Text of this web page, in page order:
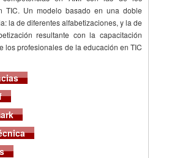
TIC. Un modelo basado en una doble
la de diferentes alfabetizaciones, y la de
resultante con la capacitación
los profesionales de la educación en TIC